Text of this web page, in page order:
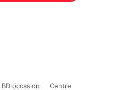
occasion
Centre